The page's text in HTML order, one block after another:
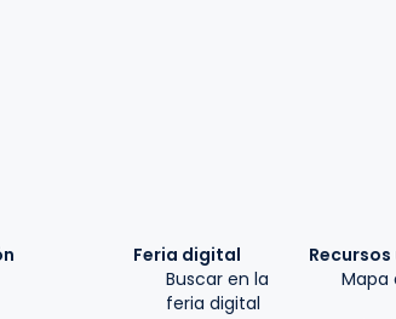
Feria digital
Buscar en la
feria digital
Mapa